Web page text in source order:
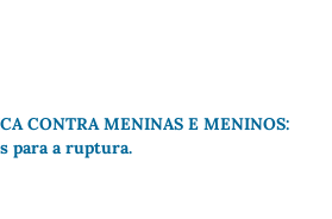
CONTRA MENINAS E MENINOS:
para a ruptura.